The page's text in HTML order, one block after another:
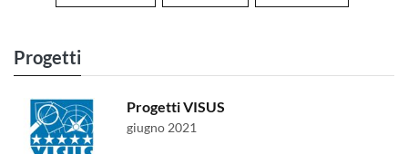
Progetti
Progetti VISUS
giugno 2021